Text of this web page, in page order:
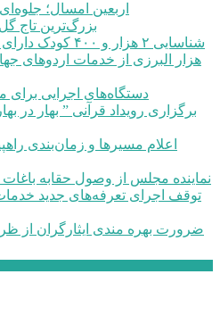
اربعین امسال؛
بزرگ‌ترین تاج
شناسایی ۲ هزار و ۴۰۰ کودک دارای اختلالات بینایی در البرز
دستگاه‌های اجرایی
نماینده مجلس از وصول حقابه
ضرورت بهره مندی ایثارگران از